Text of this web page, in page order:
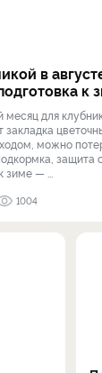
в
к
для
закладка
можно
защита
— ...
1004